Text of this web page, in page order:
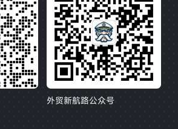
外贸新航路公众号